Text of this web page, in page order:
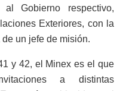
Gobierno respectivo,
Exteriores, con la
un jefe de misión.
y 42, el Minex es el que
a distintas